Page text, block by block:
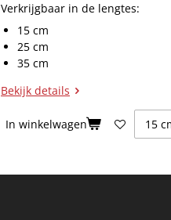
Verkrijgbaar in de lengtes:
15 cm
25 cm
35 cm
Bekijk details
In winkelwagen